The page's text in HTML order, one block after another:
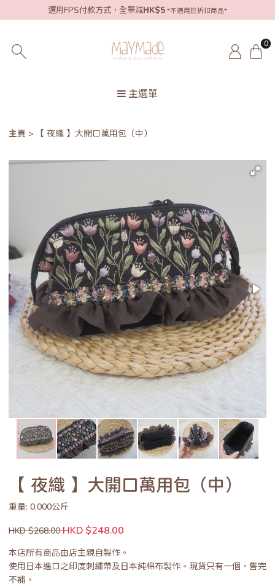
選用FPS付款方式，全單減HK$5 *不適用於折扣商品*
0
主選單
主頁 【 夜織 】大開口萬用包（中）
【 夜織 】大開口萬用包（中）
重量: 0.000公斤
HKD $268.00HKD $248.00
本店所有商品由店主親自製作。
使用日本進口之印度刺繡帶及日本純棉布製作。現貨只有一個，售完
不補。